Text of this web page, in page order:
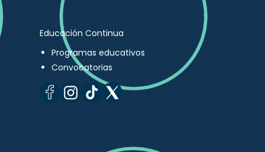
Educación Continua
Programas educativos
Convocatorias